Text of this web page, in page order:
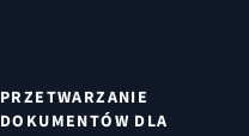
PRZETWARZANIE
DOKUMENTÓW DLA